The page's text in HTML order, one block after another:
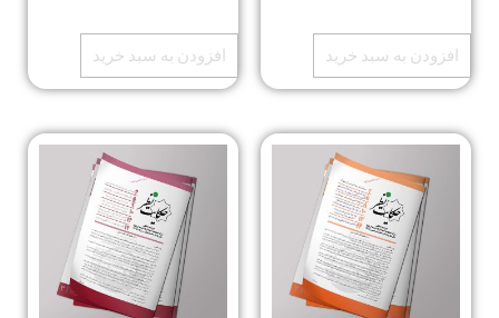
افزودن به سبد خرید افزودن به سبد خرید